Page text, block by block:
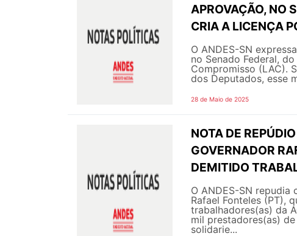
APROVAÇÃO, NO
CRIA A LICENÇA
O ANDES-SN
no Senado Federal,
Compromisso (LAC).
dos Deputados, esse
28 de Maio de 2025
NOTA DE
GOVERNADOR
DEMITIDO
O ANDES-SN
Rafael Fonteles (PT),
trabalhadores(as) da
mil prestadores(as)
solidarie...